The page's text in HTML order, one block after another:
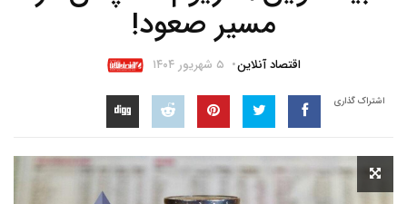
مسیر صعود!
اقتصاد آنلاین ۵ شهریور ۱۴۰۴
اشتراک گذاری